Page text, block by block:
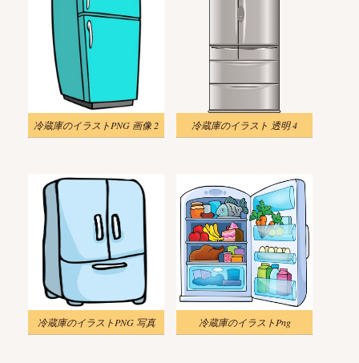
冷蔵庫のイラストPNG 画像 2 冷蔵庫のイラスト 透明 4
冷蔵庫のイラストPNG 写真 冷蔵庫のイラストPng